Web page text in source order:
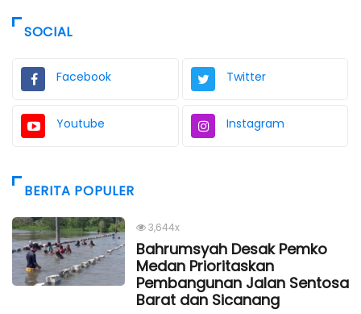
SOCIAL
Facebook Twitter
Youtube Instagram
BERITA POPULER
3,644x
Bahrumsyah Desak Pemko
Medan Prioritaskan
Pembangunan Jalan Sentosa
Barat dan Sicanang